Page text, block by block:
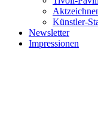
Künstler-
Newsletter
Impressionen